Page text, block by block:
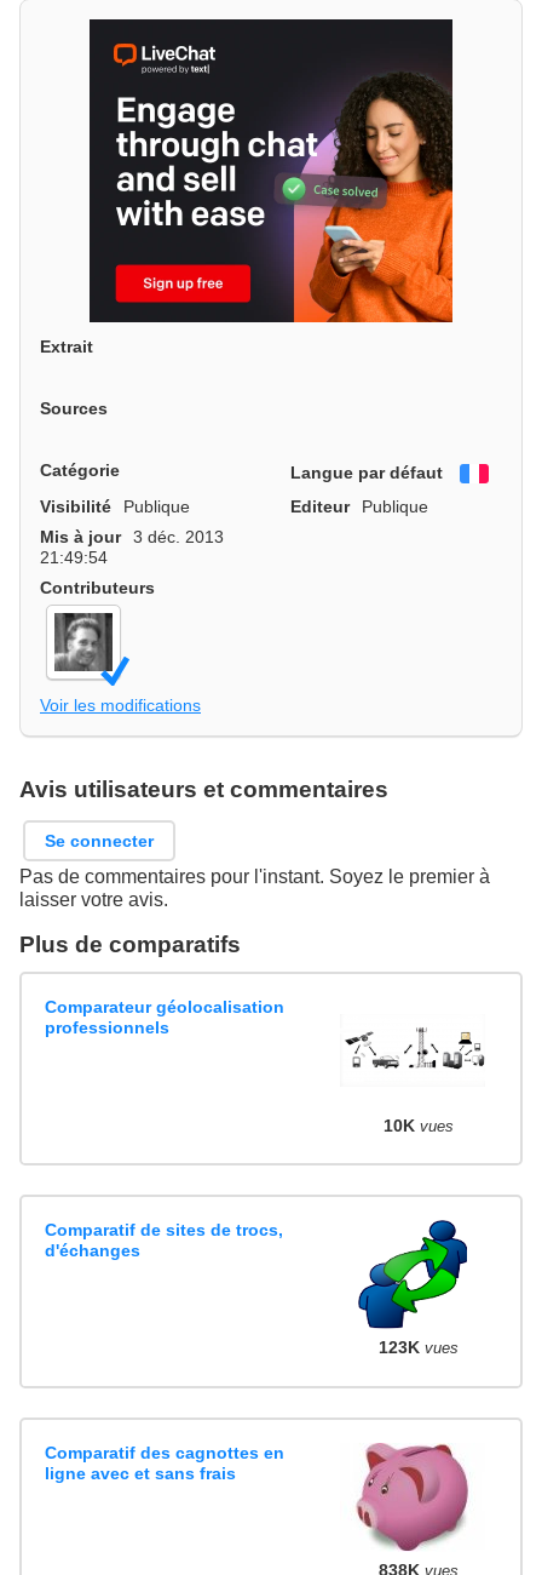
Extrait
Sources
Catégorie Langue par défaut
Visibilité
Publique Editeur
Publique
Mis à jour
3 déc. 2013
21:49:54
Contributeurs
Voir les modifications
Avis utilisateurs et commentaires
Se connecter
Pas de commentaires pour l'instant. Soyez le premier à
laisser votre avis.
Plus de comparatifs
Comparateur géolocalisation
professionnels
10K vues
Comparatif de sites de trocs,
d'échanges
123K vues
Comparatif des cagnottes en
ligne avec et sans frais
838K vues